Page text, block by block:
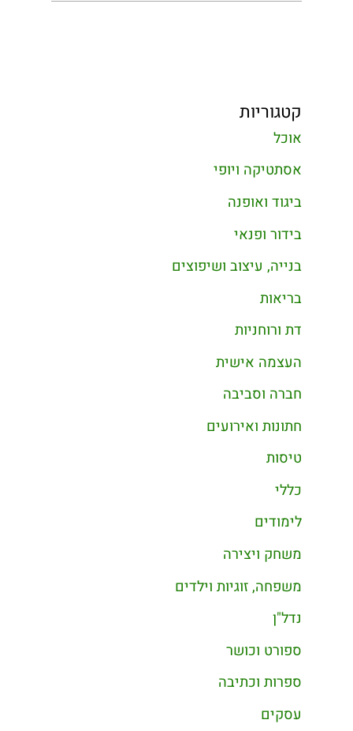
קטגוריות
אוכל
אסתטיקה ויופי
ביגוד ואופנה
בידור ופנאי
בנייה, עיצוב ושיפוצים
בריאות
דת ורוחניות
העצמה אישית
חברה וסביבה
חתונות ואירועים
טיסות
כללי
לימודים
משחק ויצירה
משפחה, זוגיות וילדים
נדל"ן
ספורט וכושר
ספרות וכתיבה
עסקים